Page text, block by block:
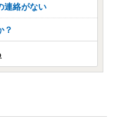
連絡がない
？